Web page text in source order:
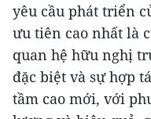
yêu cầu phát triển
ưu tiên cao nhất là
quan hệ hữu nghị
đặc biệt và sự hợp
tầm cao mới, với